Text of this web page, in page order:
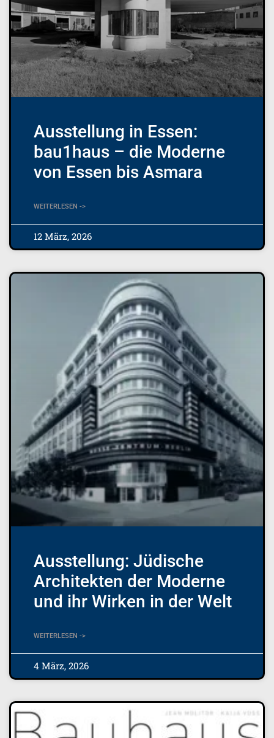
Ausstellung in Essen:
bau1haus – die Moderne
von Essen bis Asmara
WEITERLESEN ->
12 März, 2026
Ausstellung: Jüdische
Architekten der Moderne
und ihr Wirken in der Welt
WEITERLESEN ->
4 März, 2026